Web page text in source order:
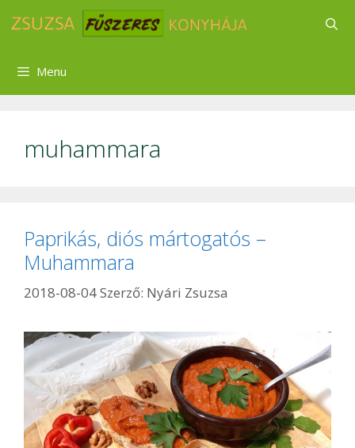
Menu
muhammara
Paprikás, diós mártogatós –
Muhammara
2018-08-04Szerző: Nyári Zsuzsa